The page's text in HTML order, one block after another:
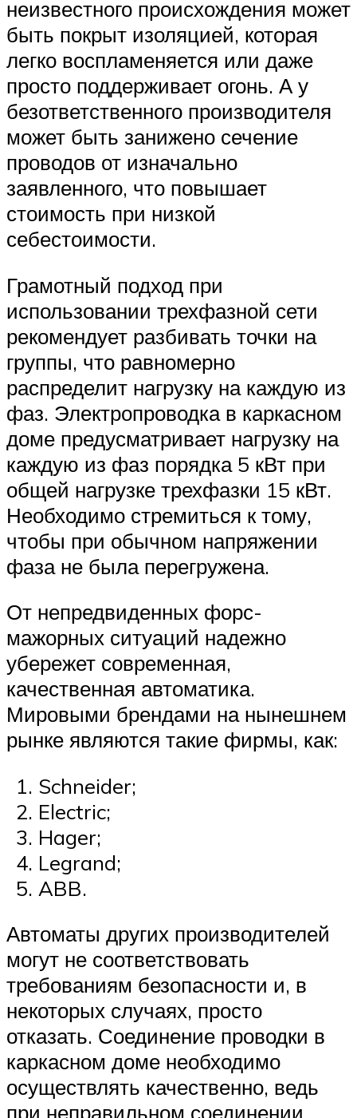
неизвестного происхождения может
быть покрыт изоляцией, которая
легко воспламеняется или даже
просто поддерживает огонь. А у
безответственного производителя
может быть занижено сечение
проводов от изначально
заявленного, что повышает
стоимость при низкой
себестоимости.
Грамотный подход при
использовании трехфазной сети
рекомендует разбивать точки на
группы, что равномерно
распределит нагрузку на каждую из
фаз. Электропроводка в каркасном
доме предусматривает нагрузку на
каждую из фаз порядка 5 кВт при
общей нагрузке трехфазки 15 кВт.
Необходимо стремиться к тому,
чтобы при обычном напряжении
фаза не была перегружена.
От непредвиденных форс-
мажорных ситуаций надежно
убережет современная,
качественная автоматика.
Мировыми брендами на нынешнем
рынке являются такие фирмы, как:
Schneider;
Electric;
Hager;
Legrand;
ABB.
Автоматы других производителей
могут не соответствовать
требованиям безопасности и, в
некоторых случаях, просто
отказать. Соединение проводки в
каркасном доме необходимо
осуществлять качественно, ведь
при неправильном соединении